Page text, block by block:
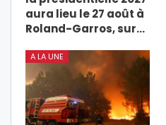
aura lieu le 27 août à
Roland-Garros, sur…
A LA UNE